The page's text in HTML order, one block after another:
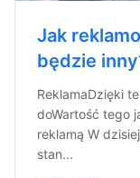
Jak
będzie
ReklamaDzięki
doWartość tego
reklamą W
stan...